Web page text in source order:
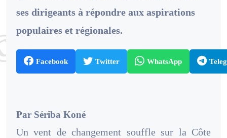
ses dirigeants à répondre aux aspirations
populaires et régionales.
Facebook Twitter WhatsApp
Par Sériba Koné
Un vent de changement souffle sur la Côte